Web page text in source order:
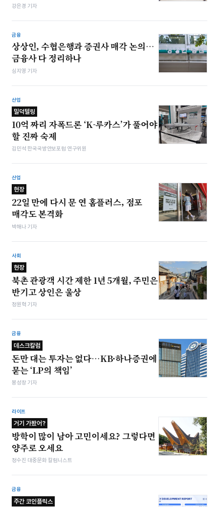
강은경 기자
금융
상상인, 수협은행과 증권사 매각 논의…
금융사 다 정리하나
심지영 기자
산업
밀덕텔링
10억 짜리 자폭드론 ‘K-루카스’가 풀어야
할 진짜 숙제
김민석 한국국방안보포럼 연구위원
산업
현장
22일 만에 다시 문 연 홈플러스, 점포
매각도 본격화
박해나 기자
사회
현장
북촌 관광객 시간 제한 1년 5개월, 주민은
반기고 상인은 울상
정원혁 기자
금융
데스크칼럼
돈만 대는 투자는 없다…KB·하나증권에
묻는 ‘LP의 책임’
봉성창 기자
라이프
거기 가봤어?
방학이 많이 남아 고민이세요? 그렇다면
양주로 오세요
정수진 대중문화 칼럼니스트
금융
주간 코인플릭스